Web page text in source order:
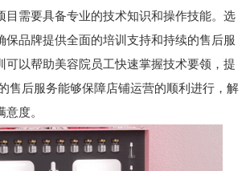
需要具备专业的技术知识和操作技能。选
保品牌提供全面的培训支持和持续的售后服
可以帮助美容院员工快速掌握技术要领，提
售后服务能够保障店铺运营的顺利进行，解
度。